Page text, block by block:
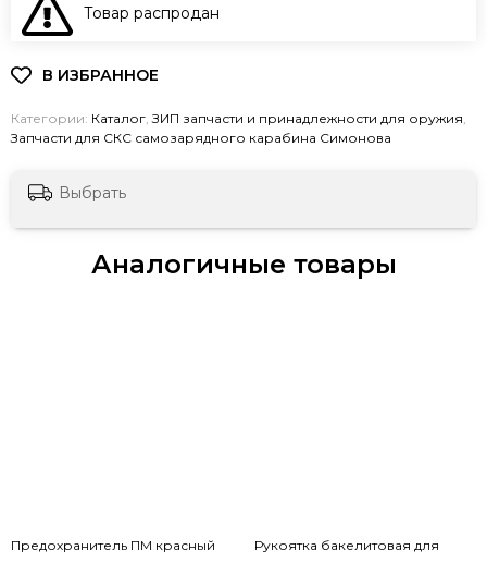
Товар распродан
Категории: Каталог,ЗИП запчасти и принадлежности для оружия,
Запчасти для СКС самозарядного карабина Симонова
Выбрать
Аналогичные товары
Предохранитель ПМ красный
Рукоятка бакелитовая для